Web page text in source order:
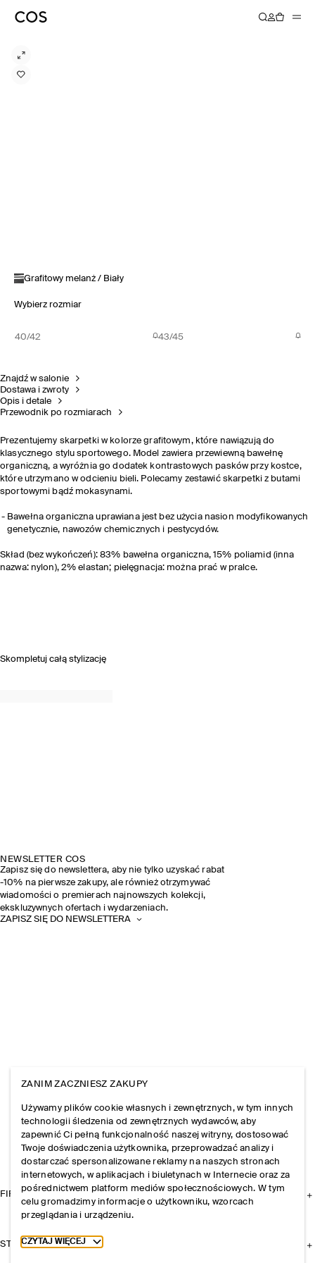
Grafitowy melanż / Biały
Wybierz rozmiar
40/42 43/45
Znajdź w salonie
Dostawa i zwroty
Opis i detale
Przewodnik po rozmiarach
Prezentujemy skarpetki w kolorze grafitowym, które nawiązują do
klasycznego stylu sportowego. Model zawiera przewiewną bawełnę
organiczną, a wyróżnia go dodatek kontrastowych pasków przy kostce,
które utrzymano w odcieniu bieli. Polecamy zestawić skarpetki z butami
sportowymi bądź mokasynami.
Bawełna organiczna uprawiana jest bez użycia nasion modyfikowanych
genetycznie, nawozów chemicznych i pestycydów.
Skład (bez wykończeń): 83% bawełna organiczna, 15% poliamid (inna
nazwa: nylon), 2% elastan; pielęgnacja: można prać w pralce.
Skompletuj całą stylizację
NEWSLETTER COS
Zapisz się do newslettera, aby nie tylko uzyskać rabat
-10% na pierwsze zakupy, ale również otrzymywać
wiadomości o premierach najnowszych kolekcji,
ekskluzywnych ofertach i wydarzeniach.
ZAPISZ SIĘ DO NEWSLETTERA
FIRMA
STREFA KLIENTA
ZANIM ZACZNIESZ ZAKUPY
Używamy plików cookie własnych i zewnętrznych, w tym innych
technologii śledzenia od zewnętrznych wydawców, aby
zapewnić Ci pełną funkcjonalność naszej witryny, dostosować
Twoje doświadczenia użytkownika, przeprowadzać analizy i
dostarczać spersonalizowane reklamy na naszych stronach
internetowych, w aplikacjach i biuletynach w Internecie oraz za
pośrednictwem platform mediów społecznościowych. W tym
celu gromadzimy informacje o użytkowniku, wzorcach
przeglądania i urządzeniu.
Toggle more cookie information
CZYTAJ WIĘCEJ